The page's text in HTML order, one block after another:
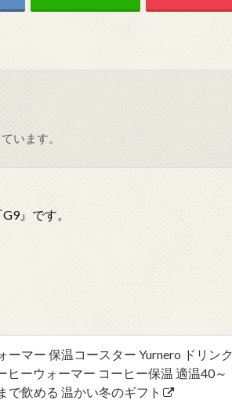
います。
』です。
マー 保温コースター Yurnero ドリンク
ヒーウォーマー コーヒー保温 適温40～
飲める 温かい冬のギフト